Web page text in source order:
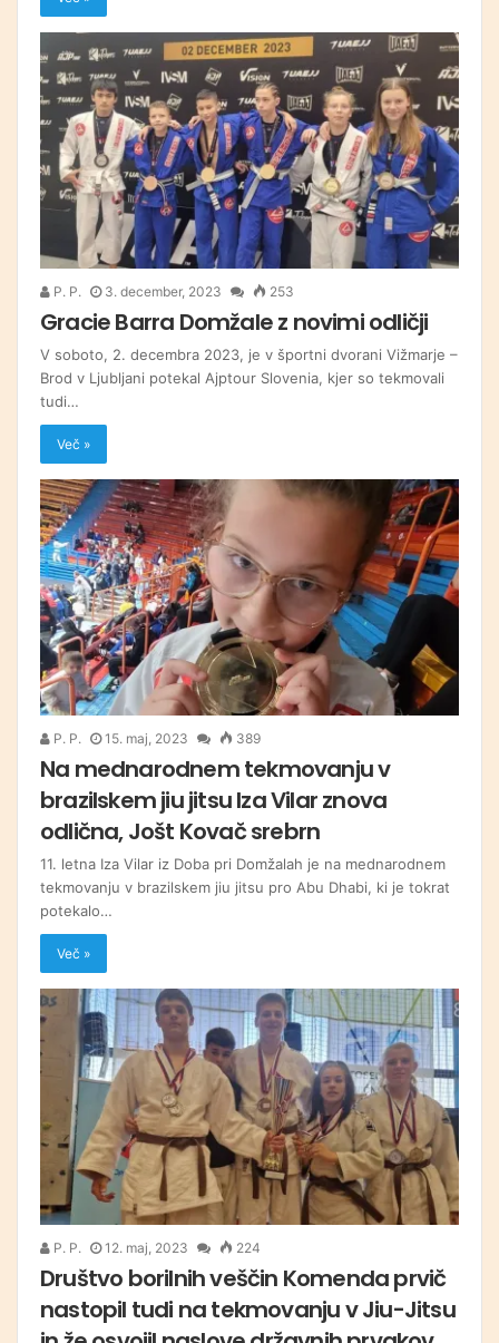
P. P. 3. december, 2023 253
Gracie Barra Domžale z novimi odličji
V soboto, 2. decembra 2023, je v športni dvorani Vižmarje –
Brod v Ljubljani potekal Ajptour Slovenia, kjer so tekmovali
tudi…
Več »
P. P. 15. maj, 2023 389
Na mednarodnem tekmovanju v
brazilskem jiu jitsu Iza Vilar znova
odlična, Jošt Kovač srebrn
11. letna Iza Vilar iz Doba pri Domžalah je na mednarodnem
tekmovanju v brazilskem jiu jitsu pro Abu Dhabi, ki je tokrat
potekalo…
Več »
P. P. 12. maj, 2023 224
Društvo borilnih veščin Komenda prvič
nastopil tudi na tekmovanju v Jiu-Jitsu